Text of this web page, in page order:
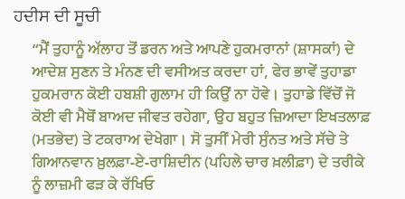
ਹਦੀਸ ਦੀ ਸੂਚੀ
“ਮੈਂ ਤੁਹਾਨੂੰ ਅੱਲਾਹ ਤੋਂ ਡਰਨ ਅਤੇ ਆਪਣੇ ਹੁਕਮਰਾਨਾਂ (ਸ਼ਾਸਕਾਂ) ਦੇ
ਆਦੇਸ਼ ਸੁਣਨ ਤੇ ਮੰਨਣ ਦੀ ਵਸੀਅਤ ਕਰਦਾ ਹਾਂ, ਫੇਰ ਭਾਵੇਂ ਤੁਹਾਡਾ
ਹੁਕਮਰਾਨ ਕੋਈ ਹਬਸ਼ੀ ਗੁਲਾਮ ਹੀ ਕਿਉਂ ਨਾ ਹੋਵੇ। ਤੁਹਾਡੇ ਵਿੱਚੋਂ ਜੋ
ਕੋਈ ਵੀ ਮੈਥੋਂ ਬਾਅਦ ਜੀਵਤ ਰਹੇਗਾ, ਉਹ ਬਹੁਤ ਜ਼ਿਆਦਾ ਇਖਤਲਾਫ਼
(ਮਤਭੇਦ) ਤੇ ਟਕਰਾਅ ਦੇਖੇਗਾ। ਸੋ ਤੁਸੀਂ ਮੇਰੀ ਸੁੰਨਤ ਅਤੇ ਸੱਚੇ ਤੇ
ਗਿਆਨਵਾਨ ਖ਼ੁਲਫ਼ਾ-ਏ-ਰਾਸ਼ਿਦੀਨ (ਪਹਿਲੇ ਚਾਰ ਖ਼ਲੀਫ਼ਾ) ਦੇ ਤਰੀਕੇ
ਨੂੰ ਲਾਜ਼ਮੀ ਫੜ ਕੇ ਰੱਖਿਓ